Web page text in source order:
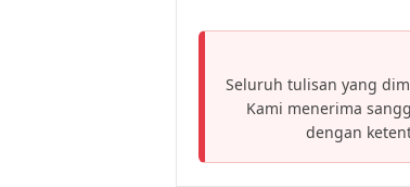
Seluruh tulisan yang
Kami menerima
dengan